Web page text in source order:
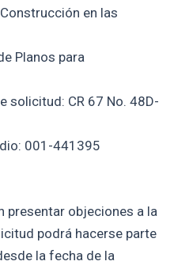
en las
Planos para
solicitud: CR 67 No. 48D-
001-441395
presentar objeciones a la
podrá hacerse parte
la fecha de la